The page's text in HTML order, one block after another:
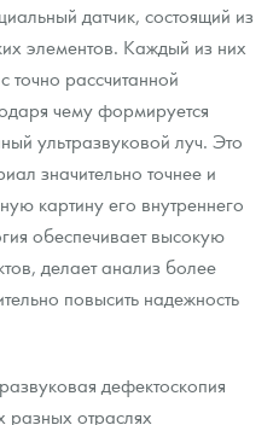
датчик, состоящий из
элементов. Каждый из них
точно рассчитанной
чему формируется
ультразвуковой луч. Это
значительно точнее и
картину его внутреннего
обеспечивает высокую
делает анализ более
повысить надежность
дефектоскопия
разных отраслях